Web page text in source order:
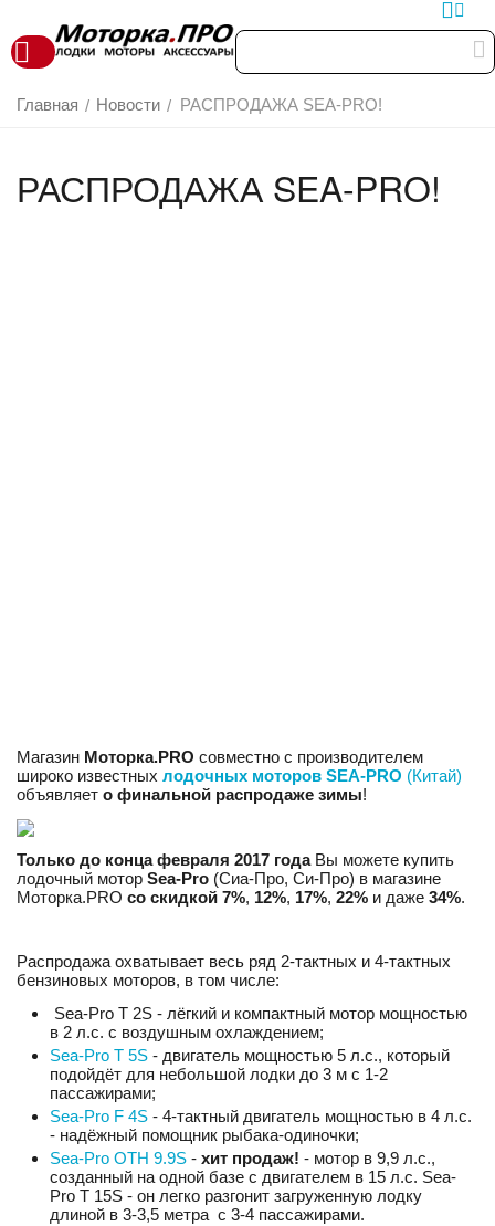
Главная / Новости / РАСПРОДАЖА SEA-PRO!
РАСПРОДАЖА SEA-PRO!
Магазин Моторка.PRO совместно с производителем
широко известных лодочных моторов SEA-PRO (Китай)
объявляет о финальной распродаже зимы!
Только до конца февраля 2017 годаВы можете купить
лодочный мотор Sea-Pro (Сиа-Про, Си-Про) в магазине
Моторка.PRO со скидкой 7%, 12%, 17%, 22% и даже 34%.
Распродажа охватывает весь ряд 2-тактных и 4-тактных
бензиновых моторов, в том числе:
Sea-Pro T 2S - лёгкий и компактный мотор мощностью
в 2 л.с. с воздушным охлаждением;
Sea-Pro T 5S - двигатель мощностью 5 л.с., который
подойдёт для небольшой лодки до 3 м с 1-2
пассажирами;
Sea-Pro F 4S - 4-тактный двигатель мощностью в 4 л.с.
- надёжный помощник рыбака-одиночки;
Sea-Pro OTH 9.9S - хит продаж! - мотор в 9,9 л.с.,
созданный на одной базе с двигателем в 15 л.с. Sea-
Pro T 15S - он легко разгонит загруженную лодку
длиной в 3-3,5 метра с 3-4 пассажирами.